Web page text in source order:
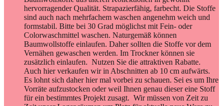
hervorragender Qualität. Strapazierfähig, farbecht. Die Stoffe
sind auch nach mehrfachem waschen angenehm weich und
formstabil. Bitte bei 30 Grad möglichst mit Fein- oder
Colorwaschmittel waschen. Naturgemäß können
Baumwollstoffe einlaufen. Daher sollten die Stoffe vor dem
Vernähen gewaschen werden. Im Trockner können sie
zusätzlich einlaufen. Nutzen Sie die attraktiven Rabatte.
Auch hier verkaufen wir in Abschnitten ab 10 cm aufwärts.
Es lohnt sich daher hier mal vorbei zu schauen. Sei es um Ihre
Vorräte aufzustocken oder weil Ihnen genau dieser eine Stoff
für ein bestimmtes Projekt zusagt. Wir müssen von Zeit zu